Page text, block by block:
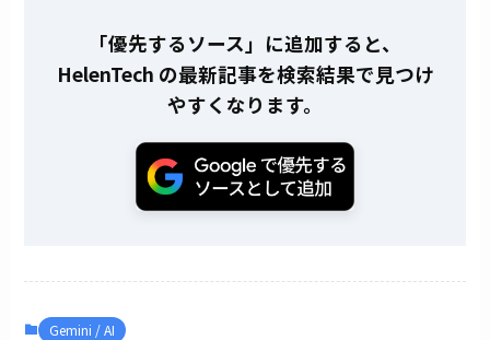
「優先するソース」に追加すると、
HelenTech の最新記事を検索結果で見つけ
やすくなります。
Gemini / AI